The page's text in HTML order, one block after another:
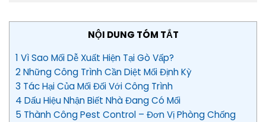
NỘI DUNG TÓM TẮT
1 Vì Sao Mối Dễ Xuất Hiện Tại Gò Vấp?
2 Những Công Trình Cần Diệt Mối Định Kỳ
3 Tác Hại Của Mối Đối Với Công Trình
4 Dấu Hiệu Nhận Biết Nhà Đang Có Mối
5 Thành Công Pest Control – Đơn Vị Phòng Chống